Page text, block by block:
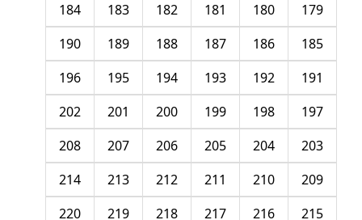
179
180
181
182
183
184
185
186
187
188
189
190
191
192
193
194
195
196
197
198
199
200
201
202
203
204
205
206
207
208
209
210
211
212
213
214
215
216
217
218
219
220